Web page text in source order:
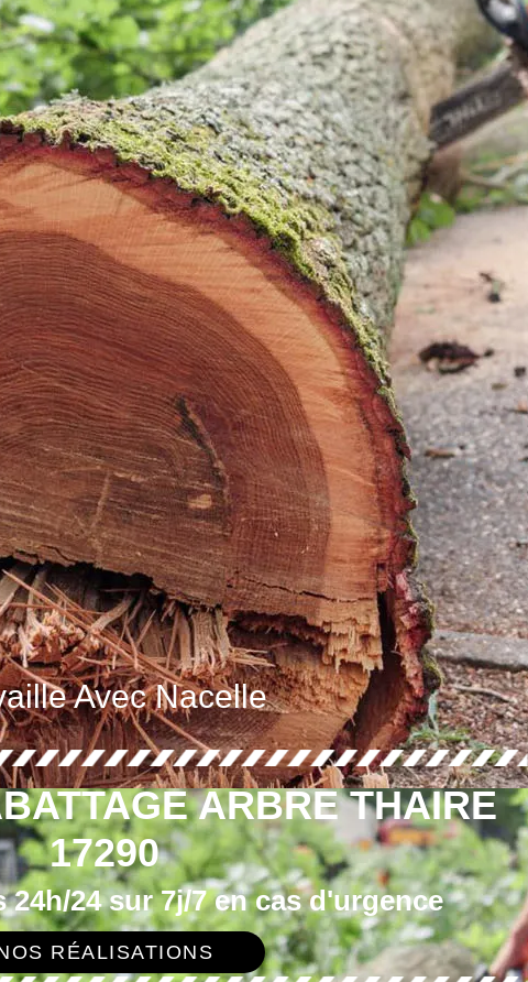
Avec Nacelle
ARBRE THAIRE
17290
24 sur 7j/7 en cas d'urgence
RÉALISATIONS